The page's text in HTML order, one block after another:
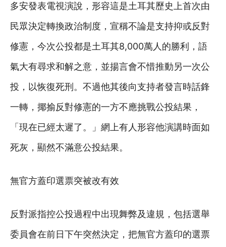
多安發表電視演說，形容這是土耳其歷史上首次由
民眾決定轉換政治制度，宣稱不論是支持抑或反對
修憲，今次公投都是土耳其8,000萬人的勝利，語
氣大有尋求和解之意，並揚言會不惜推動另一次公
投，以恢復死刑。不過他其後向支持者發言時話鋒
一轉，揶揄反對修憲的一方不應挑戰公投結果，
「現在已經太遲了。」網上有人形容他演講時面如
死灰，顯然不滿意公投結果。
無官方蓋印選票突被改有效
反對派指控公投過程中出現舞弊及違規，包括選舉
委員會在前日下午突然決定，把無官方蓋印的選票